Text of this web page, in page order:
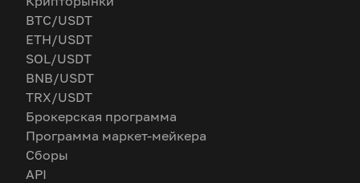
BTC/USDT
ETH/USDT
SOL/USDT
BNB/USDT
TRX/USDT
Брокерская программа
Программа маркет-мейкера
Сборы
API